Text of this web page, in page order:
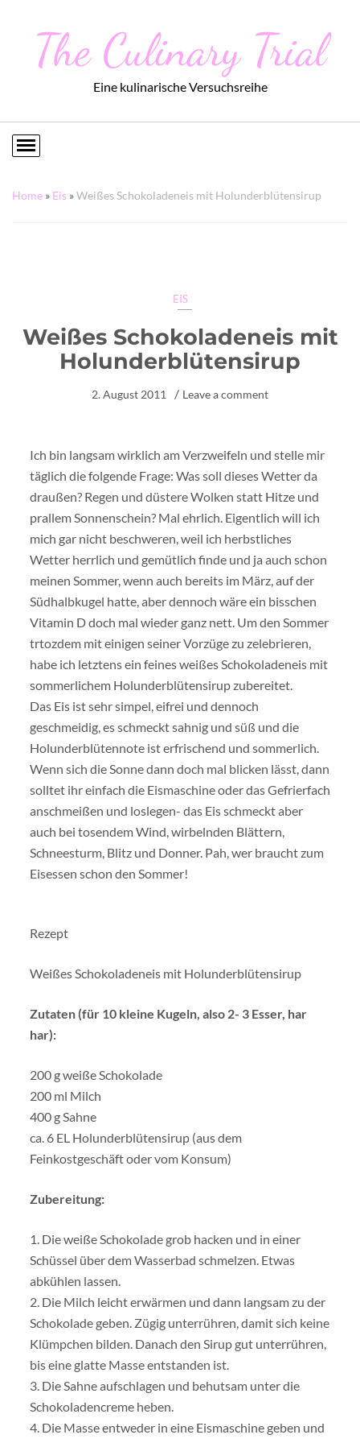
The Culinary Trial
Eine kulinarische Versuchsreihe
Home » Eis »Weißes Schokoladeneis mit Holunderblütensirup
EIS
Weißes Schokoladeneis mit
Holunderblütensirup
2. August 2011 Leave a comment
Ich bin langsam wirklich am Verzweifeln und stelle mir
täglich die folgende Frage: Was soll dieses Wetter da
draußen? Regen und düstere Wolken statt Hitze und
prallem Sonnenschein? Mal ehrlich. Eigentlich will ich
mich gar nicht beschweren, weil ich herbstliches
Wetter herrlich und gemütlich finde und ja auch schon
meinen Sommer, wenn auch bereits im März, auf der
Südhalbkugel hatte, aber dennoch wäre ein bisschen
Vitamin D doch mal wieder ganz nett. Um den Sommer
trtozdem mit einigen seiner Vorzüge zu zelebrieren,
habe ich letztens ein feines weißes Schokoladeneis mit
sommerlichem Holunderblütensirup zubereitet.
Das Eis ist sehr simpel, eifrei und dennoch
geschmeidig, es schmeckt sahnig und süß und die
Holunderblütennote ist erfrischend und sommerlich.
Wenn sich die Sonne dann doch mal blicken lässt, dann
solltet ihr einfach die Eismaschine oder das Gefrierfach
anschmeißen und loslegen- das Eis schmeckt aber
auch bei tosendem Wind, wirbelnden Blättern,
Schneesturm, Blitz und Donner. Pah, wer braucht zum
Eisessen schon den Sommer!
Rezept
Weißes Schokoladeneis mit Holunderblütensirup
Zutaten (für 10 kleine Kugeln, also 2- 3 Esser, har
har):
200 g weiße Schokolade
200 ml Milch
400 g Sahne
ca. 6 EL Holunderblütensirup (aus dem
Feinkostgeschäft oder vom Konsum)
Zubereitung:
1. Die weiße Schokolade grob hacken und in einer
Schüssel über dem Wasserbad schmelzen. Etwas
abkühlen lassen.
2. Die Milch leicht erwärmen und dann langsam zu der
Schokolade geben. Zügig unterrühren, damit sich keine
Klümpchen bilden. Danach den Sirup gut unterrühren,
bis eine glatte Masse entstanden ist.
3. Die Sahne aufschlagen und behutsam unter die
Schokoladencreme heben.
4. Die Masse entweder in eine Eismaschine geben und